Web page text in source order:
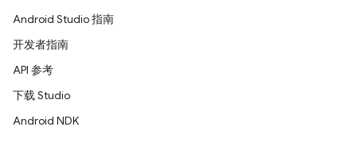
Android Studio 指南
开发者指南
API 参考
下载 Studio
Android NDK